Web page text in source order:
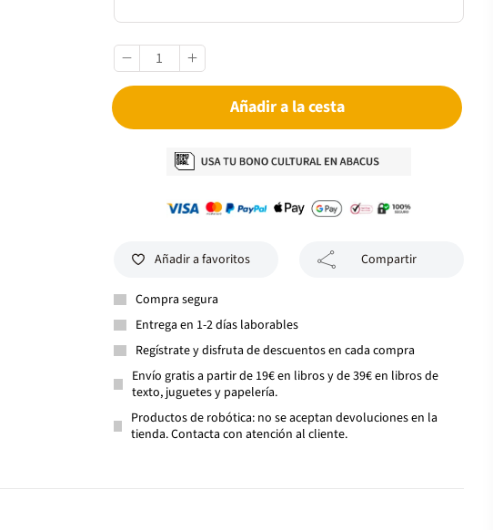
Añadir a la cesta
Añadir a favoritos Compartir
Compra segura
Entrega en 1-2 días laborables
Regístrate y disfruta de descuentos en cada compra
Envío gratis a partir de 19€ en libros y de 39€ en libros de
texto, juguetes y papelería.
Productos de robótica: no se aceptan devoluciones en la
tienda. Contacta con atención al cliente.